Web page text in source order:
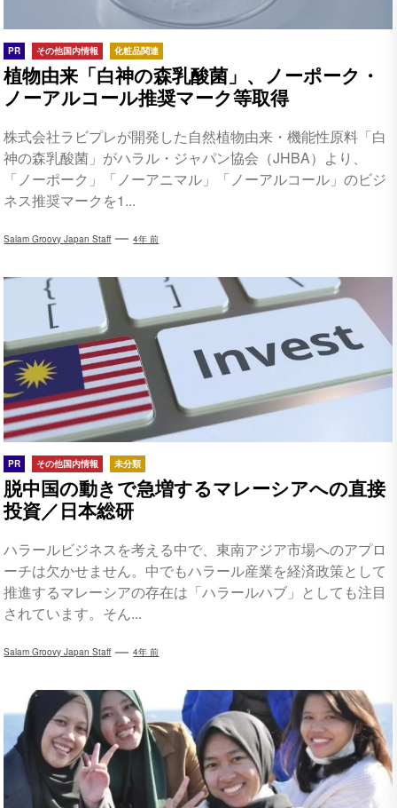
PR その他国内情報 化粧品関連
植物由来「白神の森乳酸菌」、ノーポーク・
ノーアルコール推奨マーク等取得
株式会社ラビプレが開発した自然植物由来・機能性原料「白
神の森乳酸菌」がハラル・ジャパン協会（JHBA）より、
「ノーポーク」「ノーアニマル」「ノーアルコール」のビジ
ネス推奨マークを1...
Salam Groovy Japan Staff 4年 前
PR その他国内情報 未分類
脱中国の動きで急増するマレーシアへの直接
投資／日本総研
ハラールビジネスを考える中で、東南アジア市場へのアプロ
ーチは欠かせません。中でもハラール産業を経済政策として
推進するマレーシアの存在は「ハラールハブ」としても注目
されています。そん...
Salam Groovy Japan Staff 4年 前